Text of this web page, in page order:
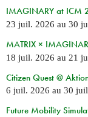
IMAGINARY at ICM
23 juil. 2026 au 30
MATRIX ×
18 juil. 2026 au 21
Citizen Quest @
6 juil. 2026 au 30
Future Mobility